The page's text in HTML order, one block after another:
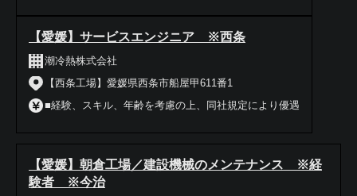
【愛媛】サービスエンジニア ※西条
潮冷熱株式会社
【西条工場】愛媛県西条市船屋甲611番1
■経験、スキル、年齢を考慮の上、同社規定により優遇
【愛媛】朝倉工場／建設機械のメンテナンス ※経
験者 ※今治